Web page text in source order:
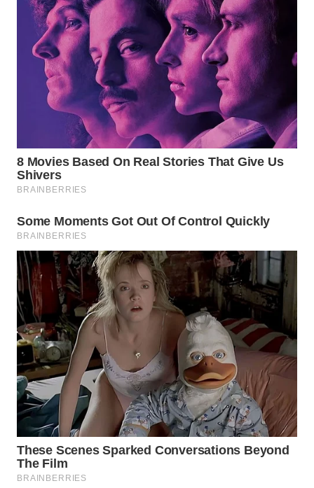
BINJAI
WN
CIREBON
WN
INDRAMAYU
WN
KUNINGAN
MAJALENGKA
WN
SUBANG
SUKABUMI
WN
PURWAKARTA
WN
PRIANGAN
TIMUR
WN